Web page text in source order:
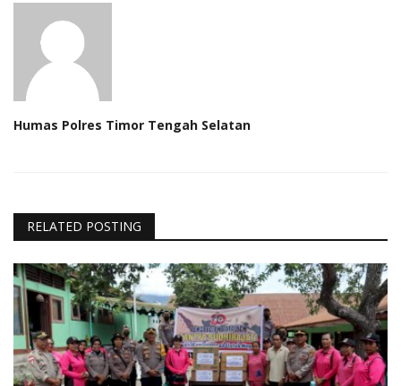
Humas Polres Timor Tengah Selatan
RELATED POSTING